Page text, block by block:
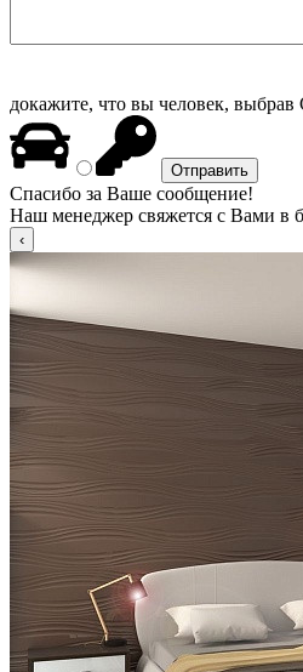
докажите, что вы человек, выбрав
Спасибо за Ваше сообщение!
Наш менеджер свяжется с Вами в